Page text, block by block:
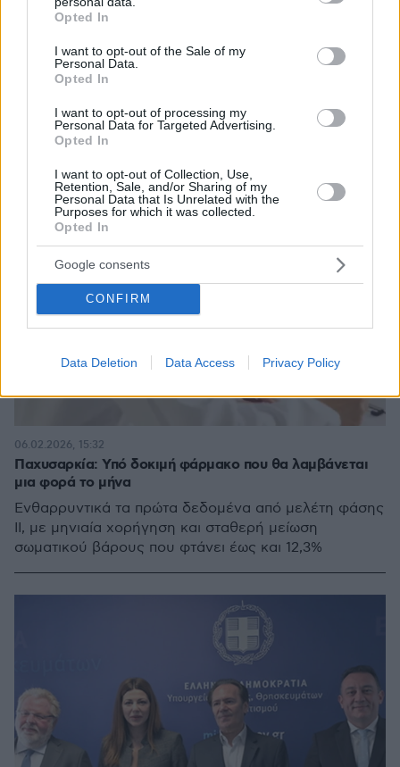
grant or deny consent to Google and its third-party tags to
use your data for below specified purposes in below Google
consent section.
Opted In
I want to opt-out of the Sale of my
Personal Data.
Opted In
I want to opt-out of processing my
Personal Data for Targeted Advertising.
Opted In
I want to opt-out of Collection, Use,
Retention, Sale, and/or Sharing of my
Personal Data that Is Unrelated with the
Purposes for which it was collected.
Opted In
Google consents
CONFIRM
Data Deletion Data Access Privacy Policy
με ισχυρή τοξική, αλλά και θεραπευτική δράση
Παχυσαρκία: Υπό δοκιμή φάρμακο που θα λαμβάνεται
μια φορά το μήνα
Ενθαρρυντικά τα πρώτα δεδομένα από μελέτη φάσης
ΙΙ, με μηνιαία χορήγηση και σταθερή μείωση
σωματικού βάρους που φτάνει έως και 12,3%
06.02.2026, 15:32